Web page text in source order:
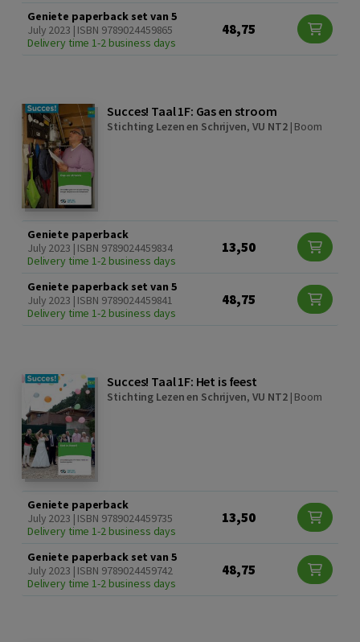
Geniete paperback set van 5
July 2023 | ISBN 9789024459865
Delivery time 1-2 business days
48,75
Succes! Taal 1F: Gas en stroom
Stichting Lezen en Schrijven, VU NT2| Boom
Geniete paperback
July 2023 | ISBN 9789024459834
Delivery time 1-2 business days
13,50
Geniete paperback set van 5
July 2023 | ISBN 9789024459841
Delivery time 1-2 business days
48,75
Succes! Taal 1F: Het is feest
Stichting Lezen en Schrijven, VU NT2| Boom
Geniete paperback
July 2023 | ISBN 9789024459735
Delivery time 1-2 business days
13,50
Geniete paperback set van 5
July 2023 | ISBN 9789024459742
Delivery time 1-2 business days
48,75